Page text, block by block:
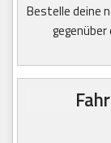
Bestelle deine